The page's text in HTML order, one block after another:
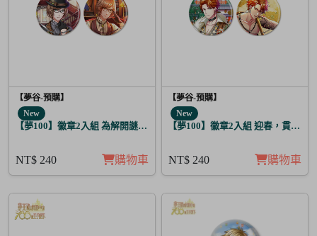
【夢谷-預購】
New
【夢100】徽章2入組 為解開謎題的妳施加愛的魔法 格雷亞姆
NT$ 240 購物車
【夢谷-預購】
New
【夢100】徽章2入組 迎春，貫徹仁
NT$ 240 購物車